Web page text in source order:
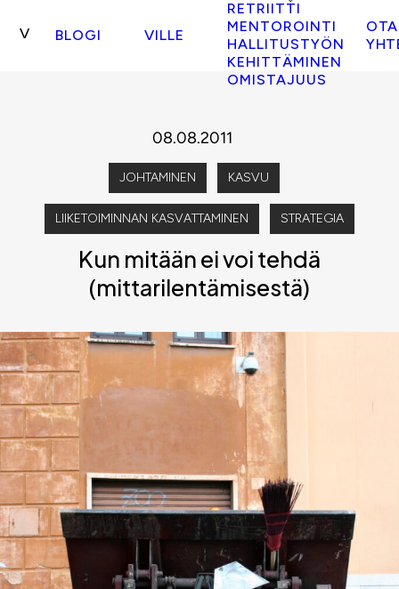
BLOGI VILLE
RETRIITTI
MENTOROINTI
HALLITUSTYÖN
KEHITTÄMINEN
OMISTAJUUS
OTA
08.08.2011
JOHTAMINEN KASVU
LIIKETOIMINNAN KASVATTAMINEN STRATEGIA
Kun mitään ei voi tehdä
(mittarilentämisestä)